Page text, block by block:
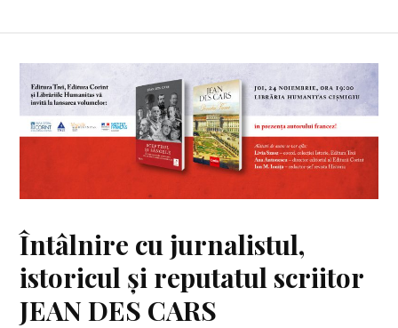
Întâlnire cu jurnalistul,
istoricul și reputatul scriitor
JEAN DES CARS